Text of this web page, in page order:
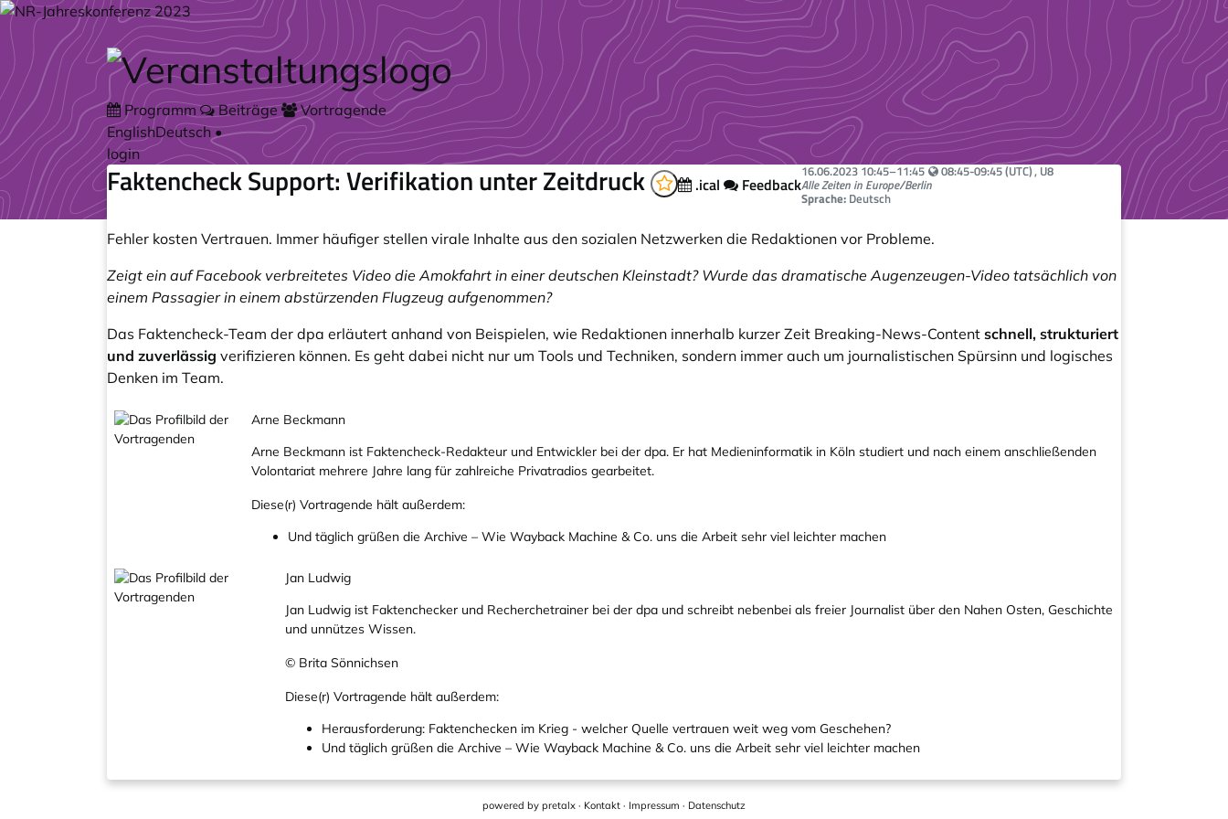
Zum Hauptteil springen
Programm Beiträge
Vortragende
EnglishDeutsch•
login
Faktencheck Support: Verifikation unter Zeitdruck .ical Feedback
16.06.2023 10:45–11:45 Your local time:
08:45-09:45 (UTC), U8
Alle Zeiten in Europe/Berlin
Sprache: Deutsch
Fehler kosten Vertrauen. Immer häufiger stellen virale Inhalte aus den sozialen Netzwerken die Redaktionen vor Probleme.
Zeigt ein auf Facebook verbreitetes Video die Amokfahrt in einer deutschen Kleinstadt? Wurde das dramatische Augenzeugen-Video tatsächlich von
einem Passagier in einem abstürzenden Flugzeug aufgenommen?
Das Faktencheck-Team der dpa erläutert anhand von Beispielen, wie Redaktionen innerhalb kurzer Zeit Breaking-News-Content schnell, strukturiert
und zuverlässig verifizieren können. Es geht dabei nicht nur um Tools und Techniken, sondern immer auch um journalistischen Spürsinn und logisches
Denken im Team.
Arne Beckmann
Arne Beckmann ist Faktencheck-Redakteur und Entwickler bei der dpa. Er hat Medieninformatik in Köln studiert und nach einem anschließenden
Volontariat mehrere Jahre lang für zahlreiche Privatradios gearbeitet.
Diese(r) Vortragende hält außerdem:
Und täglich grüßen die Archive – Wie Wayback Machine & Co. uns die Arbeit sehr viel leichter machen
Jan Ludwig
Jan Ludwig ist Faktenchecker und Recherchetrainer bei der dpa und schreibt nebenbei als freier Journalist über den Nahen Osten, Geschichte
und unnützes Wissen.
© Brita Sönnichsen
Diese(r) Vortragende hält außerdem:
Herausforderung: Faktenchecken im Krieg - welcher Quelle vertrauen weit weg vom Geschehen?
Und täglich grüßen die Archive – Wie Wayback Machine & Co. uns die Arbeit sehr viel leichter machen
powered by pretalx · Kontakt · Impressum · Datenschutz